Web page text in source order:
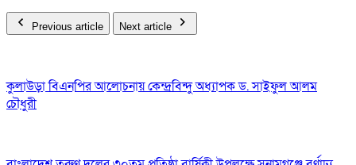
Previous article Next article
কুলাউড়া বিএনপির আলোচনায় কেন্দ্রবিন্দু অধ্যাপক ড. সাইফুল আলম
চৌধুরী